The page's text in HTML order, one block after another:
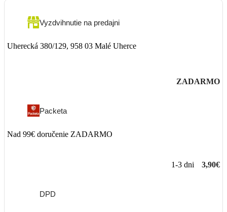
Vyzdvihnutie na predajni
Uherecká 380/129, 958 03 Malé Uherce
ZADARMO
Packeta
Nad 99€ doručenie ZADARMO
1-3 dni 3,90€
DPD